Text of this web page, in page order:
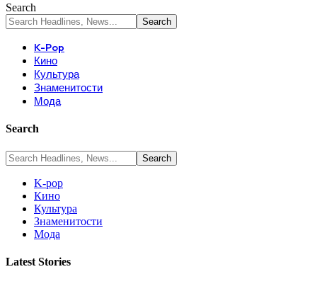
Search
K-Pop
Кино
Культура
Знаменитости
Мода
Search
K-pop
Кино
Культура
Знаменитости
Мода
Latest Stories